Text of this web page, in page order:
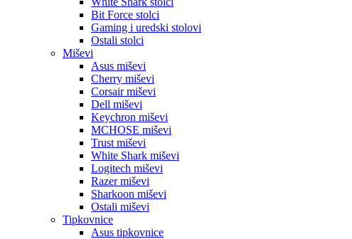
Bit Force stolci
Gaming i uredski stolovi
Ostali stolci
Miševi
Asus miševi
Cherry miševi
Corsair miševi
Dell miševi
Keychron miševi
MCHOSE miševi
Trust miševi
White Shark miševi
Logitech miševi
Razer miševi
Sharkoon miševi
Ostali miševi
Tipkovnice
Asus tipkovnice